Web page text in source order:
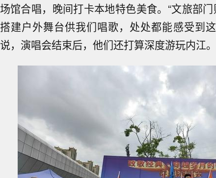
场馆合唱，晚间打卡本地特色美食。“文旅部
搭建户外舞台供我们唱歌，处处都能感受到
说，演唱会结束后，他们还打算深度游玩内江。